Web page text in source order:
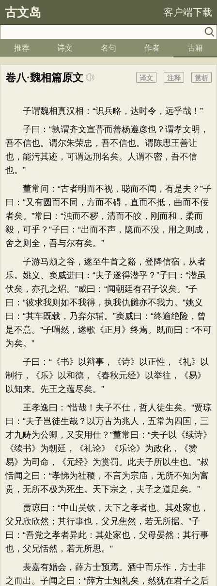
古文岛 客户端下载
推荐 诗文 名句 作者 古籍
卷八·魏相篇原文 赏析
注释
译文
子谓魏相真汉相：“识兵略，达时令，远乎哉！”
子曰：“孰谓齐文宣瞢而善杨遵彦也？谓孝文明，
吾不信也。谓尔朱荣忠，吾不信也。谓陈思王善让
也，能污其迹，可谓远刑名矣。人谓不密，吾不信
也。”
董常问：“古者明而不视，聪而不闻，有是夫？”子
曰：“又有圆而不同，方而不碍，直而不抵，曲而不佞
者矣。”常曰：“浊而不秽，清而不皎，刚而和，柔而
毅，可乎？”子曰：“出而不声，隐而不没，用之则成，
舍之则全，吾与尔有矣。”
子游马颊之谷，遂至牛首之谿，登降信宿，从者
乐。姚义、窦威进曰：“夫子遂得潜乎？”子曰：“潜虽
伏矣，亦孔之炤。”威曰：“闻朝廷有召子议矣。”子
曰：“彼求我则如不我得，执我仇雠亦不我力。”姚义
曰：“其车既载，乃弃尔辅。”窦威曰：“终逾绝险，曾
是不意。”子喟然，遂歌《正月》终焉。既而曰：“不可
为矣。”
子曰：“《书》以辩事，《诗》以正性，《礼》以
制行，《乐》以和德，《春秋元经》以举往，《易》
以知来。先王之蕴尽矣。”
王孝逸曰：“惜哉！夫子不仕，哲人徒生矣。”贾琼
曰：“夫子岂徒生哉？以万古为兆人，五常为四国，三
才九畴为公卿，又安用仕？”董常曰：“夫子以《续诗》
《续书》为朝廷，《礼论》《乐论》为政化，《赞
易》为司命，《元经》为赏罚。此夫子所以生也。”叔
恬闻之曰：“孝悌为社稷，不言为宗庙，无所不知为富
贵，无所不极为死生。天下宗之，夫子之道足矣。”
贾琼曰：“中山吴钦，天下之孝者也。其处家也，
父兄欣欣然；其行事也，父兄焦然，若无所据。”子
曰：“吾党之孝者异此：其处家也，父母晏然；其行事
也，父兄恬然，若无所思。”
裴嘉有婚会，薛方士预焉。酒中而乐作，方士非
之而出。子闻之曰：“薛方士知礼矣，然犹在君子之后